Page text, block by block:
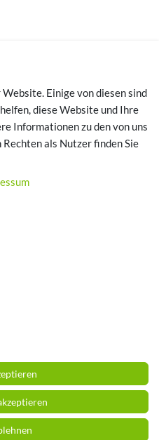
zuhause
Alle Rechte vorbehalten.
Einige von diesen sind
diese Website und Ihre
Informationen zu den von uns
als Nutzer finden Sie